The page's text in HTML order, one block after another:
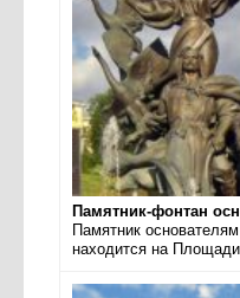
Памятник-фонтан
Памятник
находится на Площади